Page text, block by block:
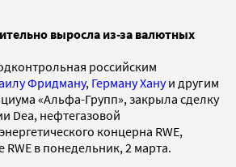
выросла из-за валютных
российским
Фридману, Герману Хануи другим
«Альфа-Групп», закрыла сделку
Dea, нефтегазовой
концерна RWE,
RWE в понедельник, 2 марта.